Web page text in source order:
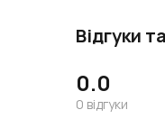
Відгуки
0.0
0 відгуки